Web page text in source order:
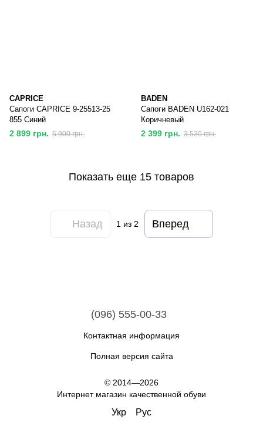
CAPRICE
Сапоги CAPRICE 9-25513-25
855 Синий
2 899 грн. 5 900 грн.
BADEN
Сапоги BADEN U162-021
Коричневый
2 399 грн. 3 530 грн.
Показать еще 15 товаров
Назад 1 из 2 Вперед
(096) 555-00-33
Контактная информация
Полная версия сайта
© 2014—2026
Интернет магазин качественной обуви
Укр Рус